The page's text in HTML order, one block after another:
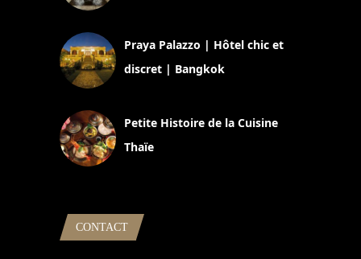
Praya Palazzo | Hôtel chic et
discret | Bangkok
Petite Histoire de la Cuisine
Thaïe
CONTACT